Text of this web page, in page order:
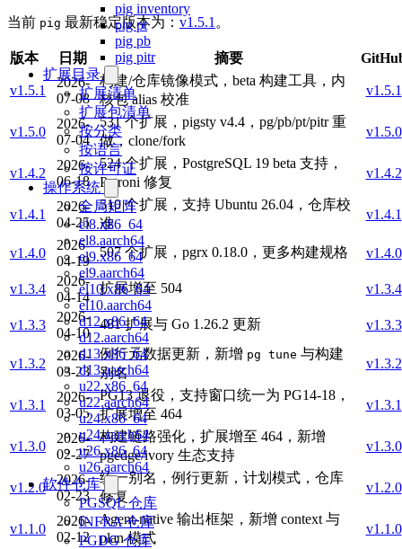
pig inventory
pig pt
pig pb
pig pitr
扩展目录
扩展清单
扩展包清单
按分类
按语言
按许可证
操作系统
全局矩阵
el8.x86_64
el8.aarch64
el9.x86_64
el9.aarch64
el10.x86_64
el10.aarch64
d12.x86_64
d12.aarch64
d13.x86_64
d13.aarch64
u22.x86_64
u22.aarch64
u24.x86_64
u24.aarch64
u26.x86_64
u26.aarch64
软件仓库
PGSQL 仓库
INFRA 仓库
PGDG 仓库
当前 pig 最新稳定版本为： v1.5.1 。
版本 日期 摘要
v1.5.1
2026-
07-08
构建/仓库镜像模式，beta 构建工具，内
核包 alias 校准
v1.5.1
v1.5.0
2026-
07-04
531 个扩展，pigsty v4.4，pg/pb/pt/pitr 重
做，clone/fork
v1.5.0
v1.4.2
2026-
06-18
524 个扩展，PostgreSQL 19 beta 支持，
Patroni 修复
v1.4.2
v1.4.1
2026-
04-25
510 个扩展，支持 Ubuntu 26.04，仓库校
准
v1.4.1
v1.4.0
2026-
04-19
507 个扩展，pgrx 0.18.0，更多构建规格 v1.4.0
v1.3.4
2026-
04-14
扩展增至 504 v1.3.4
v1.3.3
2026-
04-10
481 扩展与 Go 1.26.2 更新 v1.3.3
v1.3.2
2026-
03-23
例行元数据更新，新增 pg tune 与构建
别名
v1.3.2
v1.3.1
2026-
03-05
PG13 退役，支持窗口统一为 PG14-18，
扩展增至 464
v1.3.1
v1.3.0
2026-
02-27
构建链路强化，扩展增至 464，新增
pgedge/ivory 生态支持
v1.3.0
v1.2.0
2026-
02-23
统一别名，例行更新，计划模式，仓库
修复
v1.2.0
v1.1.0
2026-
02-12
Agent-native 输出框架，新增 context 与
plan 模式
v1.1.0